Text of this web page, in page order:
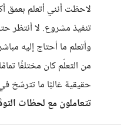
لاحظت أنني أتعلم بعمق
تنفيذ مشروع. لا أنتظر
وأتعلم ما أحتاج إليه
من التعلّم كان مختلفًا
حقيقية غالبًا ما تترسّخ
تتعاملون مع لحظات